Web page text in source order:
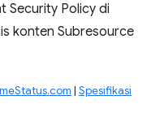
Security Policy di
konten Subresource
| Spesifikasi